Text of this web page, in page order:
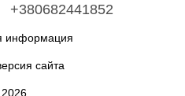
+380682441852
информация
сайта